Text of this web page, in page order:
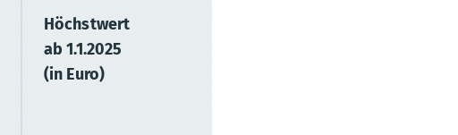
Höchstwert
ab 1.1.2025
(in Euro)